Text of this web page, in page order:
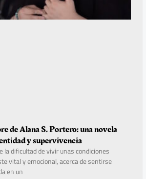
de Alana S. Portero: una novela
y supervivencia
la dificultad de vivir unas condiciones
vital y emocional, acerca de sentirse
en un